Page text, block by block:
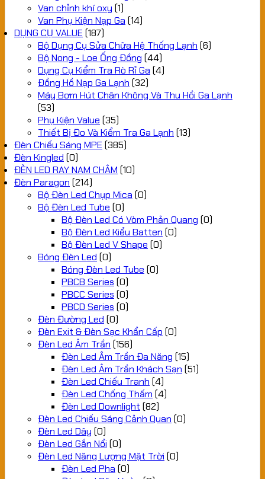
Van chỉnh khí oxy (1)
Van Phụ Kiện Nạp Ga (14)
DỤNG CỤ VALUE (187)
Bộ Dụng Cụ Sửa Chữa Hệ Thống Lạnh (6)
Bộ Nong - Loe Ống Đồng (44)
Dụng Cụ Kiểm Tra Rò Rỉ Ga (4)
Đồng Hồ Nạp Ga Lạnh (32)
Máy Bơm Hút Chân Không Và Thu Hồi Ga Lạnh
(53)
Phụ Kiện Value (35)
Thiết Bị Đo Và Kiểm Tra Ga Lạnh (13)
Đèn Chiếu Sáng MPE (385)
Đèn Kingled (0)
ĐÈN LED RAY NAM CHÂM (10)
Đèn Paragon (214)
Bộ Đèn Led Chụp Mica (0)
Bộ Đèn Led Tube (0)
Bộ Đèn Led Có Vòm Phản Quang (0)
Bộ Đèn Led Kiểu Batten (0)
Bộ Đèn Led V Shape (0)
Bóng Đèn Led (0)
Bóng Đèn Led Tube (0)
PBCB Series (0)
PBCC Series (0)
PBCD Series (0)
Đèn Đường Led (0)
Đèn Exit & Đèn Sạc Khẩn Cấp (0)
Đèn Led Âm Trần (156)
Đèn Led Âm Trần Đa Năng (15)
Đèn Led Âm Trần Khách Sạn (51)
Đèn Led Chiếu Tranh (4)
Đèn Led Chống Thấm (4)
Đèn Led Downlight (82)
Đèn Led Chiếu Sáng Cảnh Quan (0)
Đèn Led Dây (0)
Đèn Led Gắn Nổi (0)
Đèn Led Năng Lượng Mặt Trời (0)
Đèn Led Pha (0)